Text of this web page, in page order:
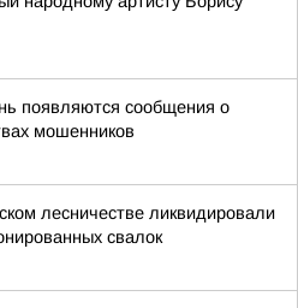
появляются сообщения о
мошенников
лесничестве ликвидировали
свалок